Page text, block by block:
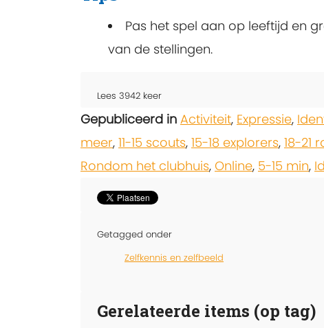
Pas het spel aan op leeftijd en
van de stellingen.
Lees 3942 keer
Gepubliceerd in Activiteit, Expressie,
meer, 11-15 scouts, 15-18 explorers, 18-21
Rondom het clubhuis, Online, 5-15 min,
Getagged onder
Zelfkennis en zelfbeeld
Gerelateerde items (op tag)